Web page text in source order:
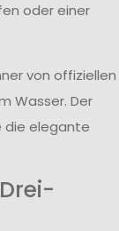
oder einer
von offiziellen
Wasser. Der
die elegante